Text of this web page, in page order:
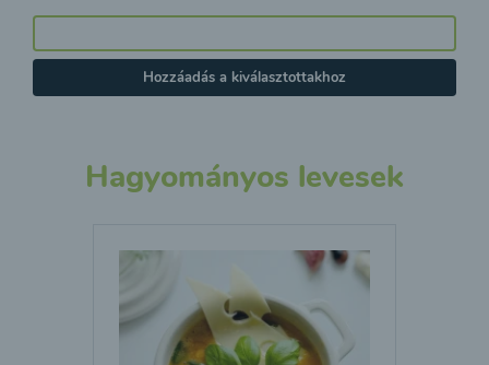
Hozzáadás a kiválasztottakhoz
Hagyományos levesek